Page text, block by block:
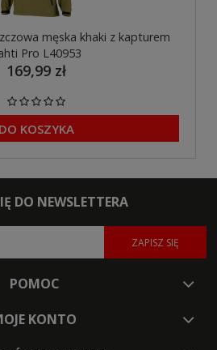
męska khaki z kapturem
Pro L40953
169,99 zł
DO KOSZYKA
DO NEWSLETTERA
ZAPISZ SIĘ
POMOC
KONTO